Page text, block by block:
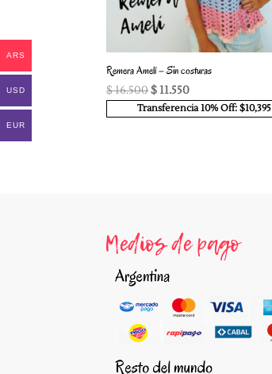
Remera Amelí – Sin costuras
$16.500El
precio
$11.550El
precio
Transferencia 10% Off: $10,395
Medios de pago
ARS
USD
EUR